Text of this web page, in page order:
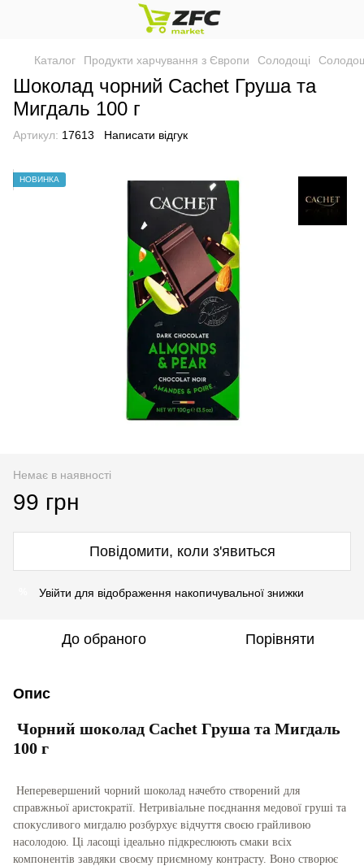
Каталог Продукти харчування з Європи Солодощі
Шоколад чорний Cachet Груша та
Мигдаль 100 г
Артикул: 17613 Написати відгук
НОВИНКА
Немає в наявності
99 грн
Повідомити, коли з'явиться
Увійти для відображення накопичувальної знижки
До обраного Порівняти
Опис
Чорний шоколад Cachet Груша та Мигдаль
100 г
Неперевершений чорний шоколад начебто створений для
справжньої аристократії. Нетривіальне поєднання медової груші та
спокусливого мигдалю розбурхує відчуття своєю грайливою
насолодою. Ці ласощі ідеально підкреслюють смаки всіх
компонентів завдяки своєму приємному контрасту. Воно створює